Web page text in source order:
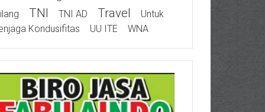
TNI TNI AD Travel
Untuk
Kondusifitas
UU ITE WNA